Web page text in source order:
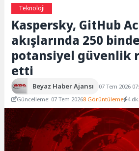
Teknoloji
Kaspersky, GitHub
akışlarında 250
potansiyel güvenlik
etti
Beyaz Haber Ajansı
07 Tem 2026
Güncelleme: 07 Tem 20268 Görüntüleme 4 dk.